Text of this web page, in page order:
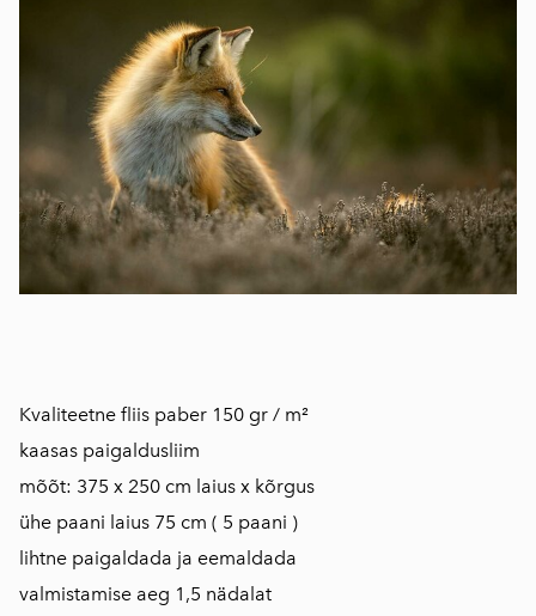
Kvaliteetne fliis paber 150 gr / m²
kaasas paigaldusliim
mõõt: 375 x 250 cm laius x kõrgus
ühe paani laius 75 cm ( 5 paani )
lihtne paigaldada ja eemaldada
valmistamise aeg 1,5 nädalat